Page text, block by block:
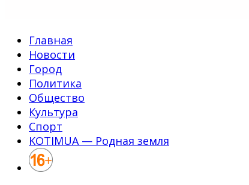
Главная
Новости
Город
Политика
Общество
Культура
Спорт
KOTIMUA — Родная земля